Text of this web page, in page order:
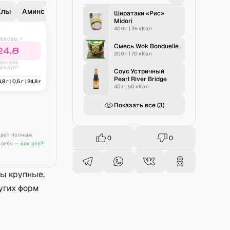
Аминокислоты
18 Биоактивные вещества
4
Г
% | 0,82
АУП*
г | 0,5г | 24,8г
полным
себя — как это?
крупные,
форм
Ширатаки «Рис»
Midori
400 г| 36кКал
Смесь Wok Bonduelle
200 г| 70кКал
Соус Устричный
Pearl River Bridge
40 г| 50кКал
Показать все (3)
0 0